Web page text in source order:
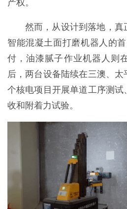
产权。
然而，从设计到落地，真
智能混凝土面打磨机器人的
付，油漆腻子作业机器人则
后，两台设备陆续在三澳、
个核电项目开展单道工序测
收和附着力试验。